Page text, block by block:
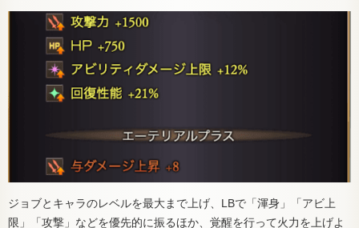
ジョブとキャラのレベルを最大まで上げ、LBで「渾身」「アビ上
限」「攻撃」などを優先的に振るほか、覚醒を行って火力を上げよ